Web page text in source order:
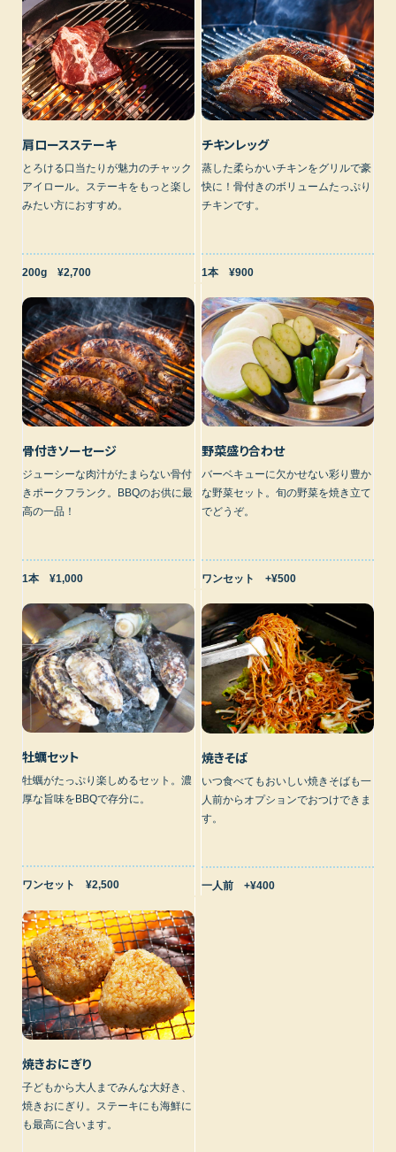
肩ロースステーキ
とろける口当たりが魅力のチャック
アイロール。ステーキをもっと楽し
みたい方におすすめ。
200g ¥2,700
チキンレッグ
蒸した柔らかいチキンをグリルで豪
快に！骨付きのボリュームたっぷり
チキンです。
1本 ¥900
骨付きソーセージ
ジューシーな肉汁がたまらない骨付
きポークフランク。BBQのお供に最
高の一品！
1本 ¥1,000
野菜盛り合わせ
バーベキューに欠かせない彩り豊か
な野菜セット。旬の野菜を焼き立て
でどうぞ。
ワンセット +¥500
牡蠣セット
牡蠣がたっぷり楽しめるセット。濃
厚な旨味をBBQで存分に。
ワンセット ¥2,500
焼きそば
いつ食べてもおいしい焼きそばも一
人前からオプションでおつけできま
す。
一人前 +¥400
焼きおにぎり
子どもから大人までみんな大好き、
焼きおにぎり。ステーキにも海鮮に
も最高に合います。